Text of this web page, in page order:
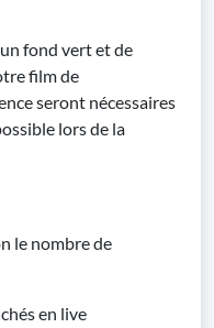
fond vert et de
film de
seront nécessaires
lors de la
le nombre de
en live